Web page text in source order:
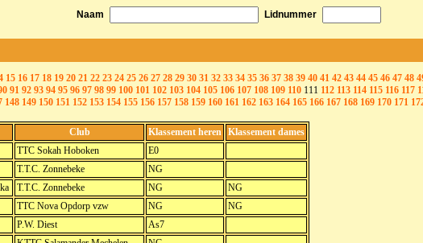
Naam Lidnummer
15 16 17 18 19 20 21 22 23 24 25 26 27 28 29 30 31 32 33 34 35 36 37 38 39 40 41 42 43 44 45 46 47 48
91 92 93 94 95 96 97 98 99 100 101 102 103 104 105 106 107 108 109 110 111 112 113 114 115 116 117
148 149 150 151 152 153 154 155 156 157 158 159 160 161 162 163 164 165 166 167 168 169 170 171
Club Klassement heren Klassement dames
TTC Sokah Hoboken
E0
T.T.C. Zonnebeke
NG
T.T.C. Zonnebeke NG
NG
TTC Nova Opdorp vzw NG
NG
P.W. Diest
As7